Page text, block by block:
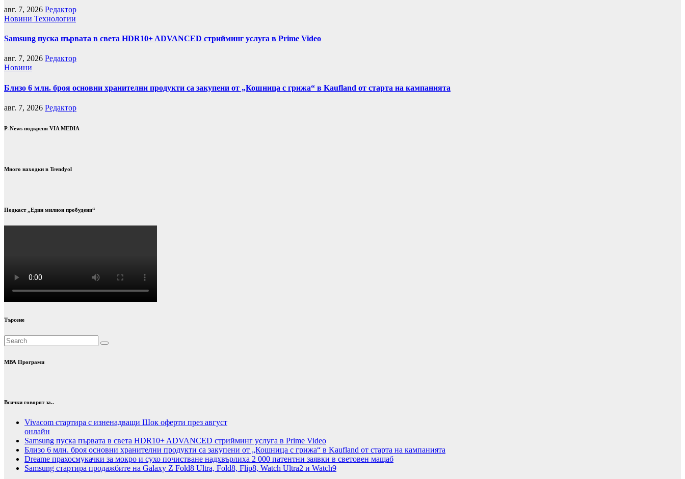
авг. 7, 2026 Редактор
Новини Технологии
Samsung пуска първата в света HDR10+ ADVANCED стрийминг услуга в Prime Video
авг. 7, 2026 Редактор
Новини
Близо 6 млн. броя основни хранителни продукти са закупени от „Кошница с грижа“ в Kaufland от старта на кампанията
авг. 7, 2026 Редактор
P-News подкрепя VIA MEDIA
Много находки в Trendyol
Подкаст „Един милион пробудени“
Търсене
МВА Програми
Всички говорят за..
Vivacom стартира с изненадващи Шок оферти през август
онлайн
Samsung пуска първата в света HDR10+ ADVANCED стрийминг услуга в Prime Video
Близо 6 млн. броя основни хранителни продукти са закупени от „Кошница с грижа“ в Kaufland от старта на кампанията
Dreame прахосмукачки за мокро и сухо почистване надхвърлиха 2 000 патентни заявки в световен мащаб
Samsung стартира продажбите на Galaxy Z Fold8 Ultra, Fold8, Flip8, Watch Ultra2 и Watch9